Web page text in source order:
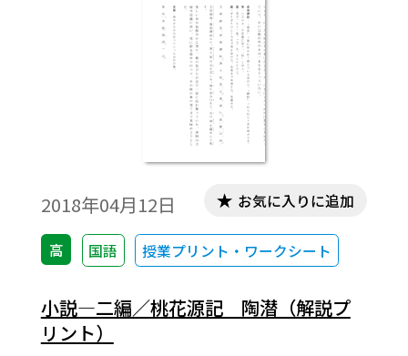
2018年04月12日
高 国語 授業プリント・ワークシート
お気に入りに追加
小説―二編／桃花源記 陶潜（解説プ
リント）